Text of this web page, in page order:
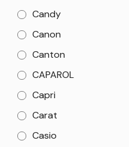
Candy
Canon
Canton
CAPAROL
Capri
Carat
Casio